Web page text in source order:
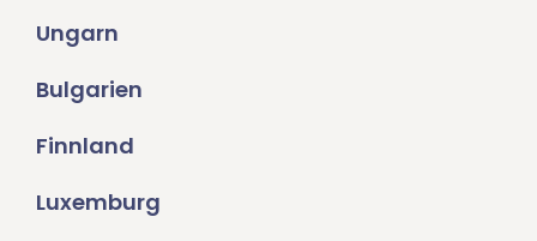
Ungarn
Bulgarien
Finnland
Luxemburg